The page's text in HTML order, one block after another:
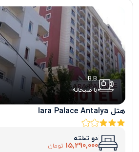
B.B
با صبحانه
هتل lara Palace Antalya
دو تخته
15,290,000 تومان